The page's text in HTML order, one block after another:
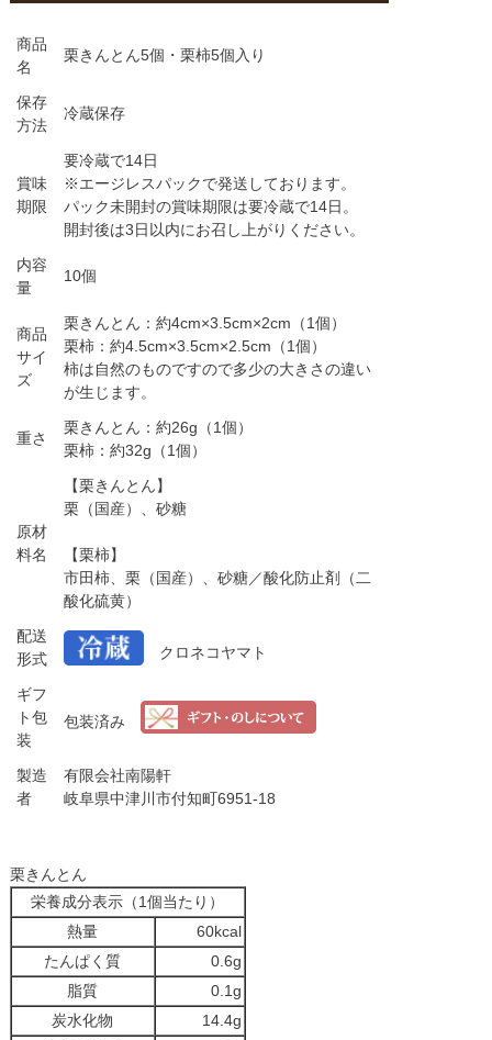
商品
名
栗きんとん5個・栗柿5個入り
保存
方法
冷蔵保存
賞味
期限
要冷蔵で14日
※エージレスパックで発送しております。
パック未開封の賞味期限は要冷蔵で14日。
開封後は3日以内にお召し上がりください。
内容
量
10個
商品
サイ
ズ
栗きんとん：約4cm×3.5cm×2cm（1個）
栗柿：約4.5cm×3.5cm×2.5cm（1個）
柿は自然のものですので多少の大きさの違い
が生じます。
重さ
栗きんとん：約26g（1個）
栗柿：約32g（1個）
原材
料名
【栗きんとん】
栗（国産）、砂糖
【栗柿】
市田柿、栗（国産）、砂糖／酸化防止剤（二
酸化硫黄）
配送
形式
クロネコヤマト
ギフ
ト包
装
包装済み
製造
者
有限会社南陽軒
岐阜県中津川市付知町6951-18
栗きんとん
栄養成分表示（1個当たり）
熱量
60kcal
たんぱく質
0.6g
脂質
0.1g
炭水化物
14.4g